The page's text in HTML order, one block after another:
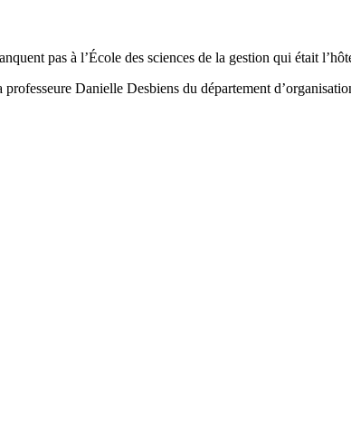
pas à l’École des sciences de la gestion qui était
Danielle Desbiens du département